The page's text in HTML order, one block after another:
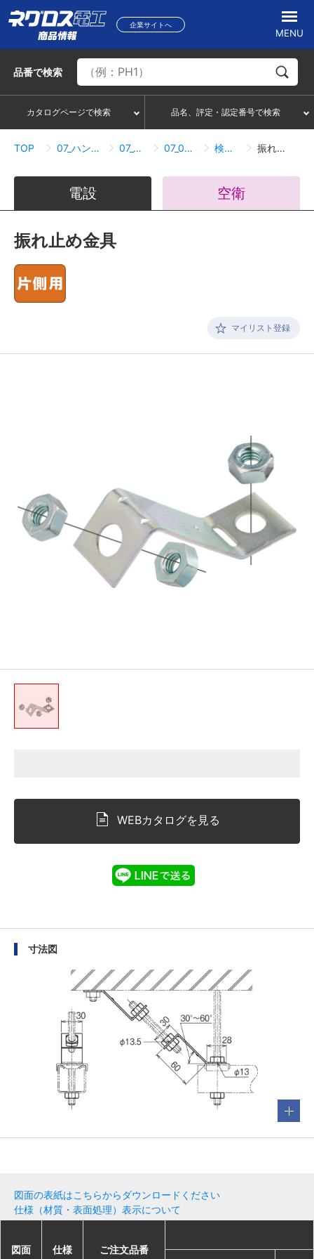
企業サイトへ
MENU
品番で検索
カタログページで検索 品名、評定・認定番号で検索
TOP 07_ハンガー・サポートシステム 07_02_ダクター吊り 07_02_04_振れ止め金具 検索結果一覧 振れ止め金具
電設 空衛
振れ止め金具
マイリスト登録
WEBカタログを見る
寸法図
図面の表紙はこちらからダウンロードください
仕様（材質・表面処理）表示について
図面 仕様
ご注文品番
図面 仕様
ご注文品番
図面 仕様
ご注文品番
図面 仕様
ご注文品番